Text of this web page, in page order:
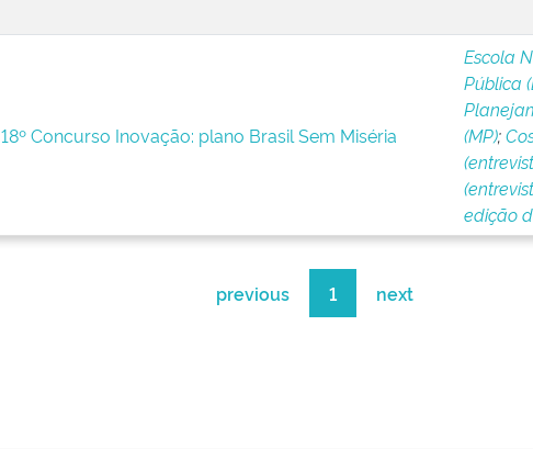
18º Concurso Inovação: plano Brasil Sem Miséria
Escola
Pública
(MP);
edição
previous 1 next